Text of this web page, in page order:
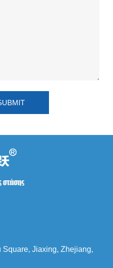
στάσης
Square, Jiaxing, Zhejiang,